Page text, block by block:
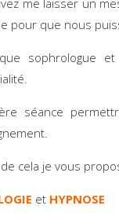
pour que nous
sophrologue
séance
cela je vous
et HYPNOSE